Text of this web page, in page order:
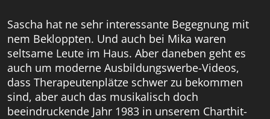
Sascha hat ne sehr interessante Begegnung mit
nem Bekloppten. Und auch bei Mika waren
seltsame Leute im Haus. Aber daneben geht es
auch um moderne Ausbildungswerbe-Videos,
dass Therapeutenplätze schwer zu bekommen
sind, aber auch das musikalisch doch
beeindruckende Jahr 1983 in unserem Charthit-